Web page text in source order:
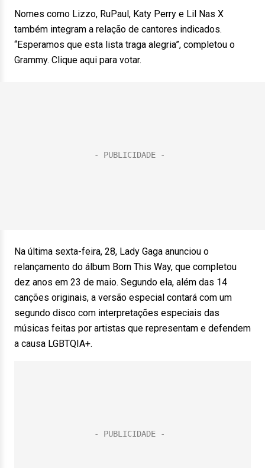
Nomes como Lizzo, RuPaul, Katy Perry e Lil Nas X
também integram a relação de cantores indicados.
“Esperamos que esta lista traga alegria”, completou o
Grammy. Clique aqui para votar.
Na última sexta-feira, 28, Lady Gaga anunciou o
relançamento do álbum Born This Way, que completou
dez anos em 23 de maio. Segundo ela, além das 14
canções originais, a versão especial contará com um
segundo disco com interpretações especiais das
músicas feitas por artistas que representam e defendem
a causa LGBTQIA+.